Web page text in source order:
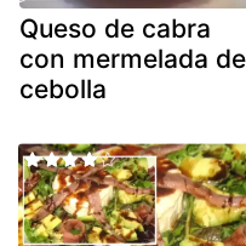
Queso de cabra
con mermelada de
cebolla